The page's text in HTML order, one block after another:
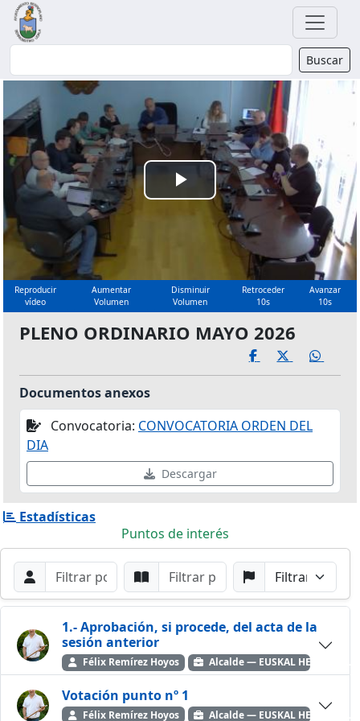
Buscador Buscar
Reproducir
Vídeo
Reproducir
vídeo
Aumentar
Volumen
Disminuir
Volumen
Retroceder
10s
Avanzar
10s
PLENO ORDINARIO MAYO 2026
Documentos anexos
Convocatoria: CONVOCATORIA ORDEN DEL
DIA
Descargar
Estadísticas
Puntos de interés
Filtros de búsqueda
Buscar por OradorBuscar por Punto Buscar por Partido
Buscar
1.- Aprobación, si procede, del acta de la
sesión anterior
Félix Remírez Hoyos Alcalde — EUSKAL HERRIA
Votación punto nº 1
Félix Remírez Hoyos Alcalde — EUSKAL HERRIA